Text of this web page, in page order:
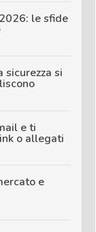
le sfide
sicurezza si
e ti
o allegati
e